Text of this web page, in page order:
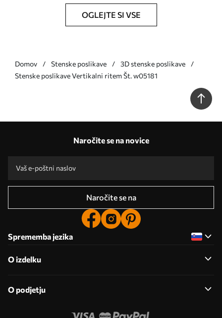
OGLEJTE SI VSE
Domov Stenske poslikave
3D stenske poslikave
Stenske poslikave Vertikalni ritem Št. w05181
Naročite se na novice
Naročite se na
Sprememba jezika
O izdelku
O podjetju